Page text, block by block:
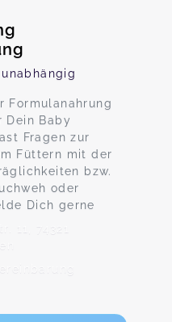
Formulanahrung
Dein Baby
Fragen zur
Füttern mit der
bzw.
oder
Dich gerne
11, 74321